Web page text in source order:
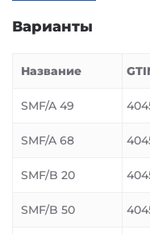
Варианты
Название
SMF/A 49
SMF/A 68
SMF/B 20
SMF/B 50